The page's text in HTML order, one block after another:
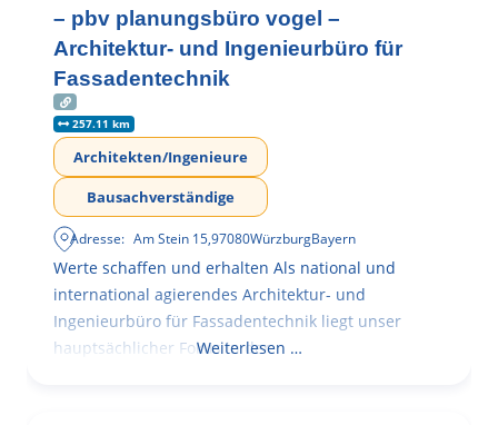
– pbv planungsbüro vogel –
Architektur- und Ingenieurbüro für
Fassadentechnik
257.11 km
Architekten/Ingenieure
Bausachverständige
Adresse: Am Stein 15,97080WürzburgBayern
Werte schaffen und erhalten Als national und
international agierendes Architektur- und
Ingenieurbüro für Fassadentechnik liegt unser
hauptsächlicher Fokus in der
Weiterlesen …